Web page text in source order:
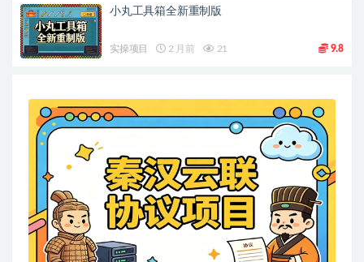
小丸工具箱全新重制版
实操项目 2 月前 21 9.8